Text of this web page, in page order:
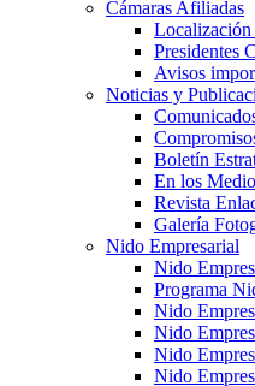
Cámaras Afiliadas
Localización
Presidentes
Avisos
Noticias y
Boletín
En los
Revista
Galería
Nido Empresarial
Nido
Programa
Nido
Nido
Nido
Nido